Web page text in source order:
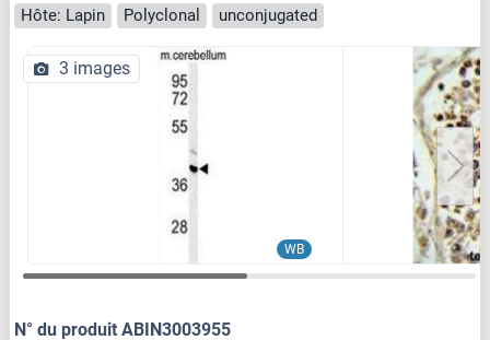
Hôte: Lapin
Polyclonal unconjugated
WB
3 images
N° du produit ABIN3003955